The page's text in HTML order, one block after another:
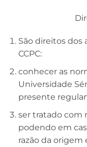
São direitos dos
CCPC:
conhecer as
Universidade
presente
ser tratado com
podendo em
razão da origem